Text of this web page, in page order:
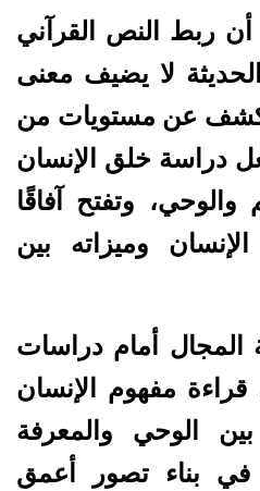
ربط النص القرآني
لا يضيف معنى
عن مستويات من
دراسة خلق الإنسان
والوحي، وتفتح آفاقًا
وميزاته بين
المجال أمام دراسات
قراءة مفهوم الإنسان
الوحي والمعرفة
في بناء تصور أعمق